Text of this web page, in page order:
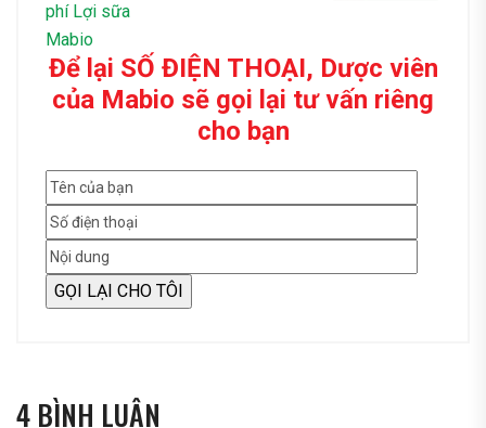
Để lại SỐ ĐIỆN THOẠI, Dược viên
của Mabio sẽ gọi lại tư vấn riêng
cho bạn
4 BÌNH LUẬN